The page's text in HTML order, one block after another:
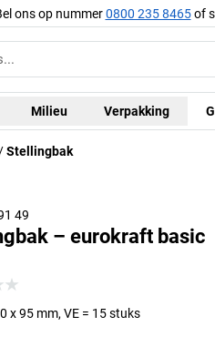
ons op nummer0800 235 8465of
Milieu Verpakking
Stellingbak
49
– eurokraft basic
x 95 mm, VE = 15 stuks